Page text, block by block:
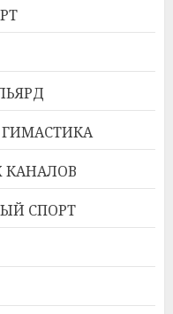
КАНАЛОВ
СПОРТ